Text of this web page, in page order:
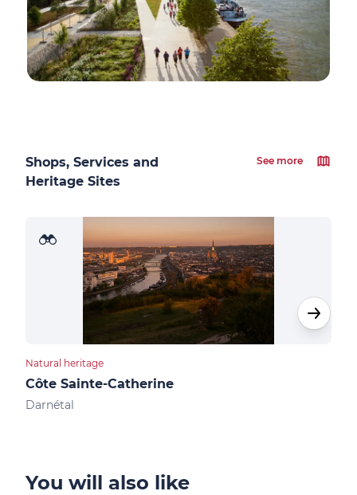
Shops, Services and
Heritage Sites
See more
Natural heritage
Côte Sainte-Catherine
Darnétal
You will also like